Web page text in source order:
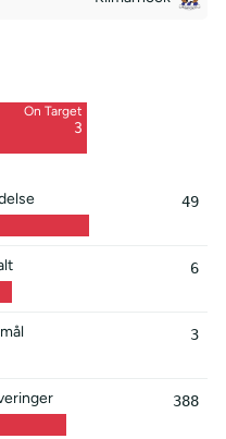
On Target
3
49
6
3
388